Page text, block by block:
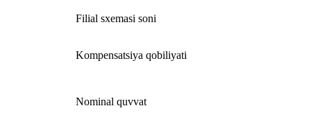
Filial sxemasi soni
Kompensatsiya qobiliyati
Nominal quvvat